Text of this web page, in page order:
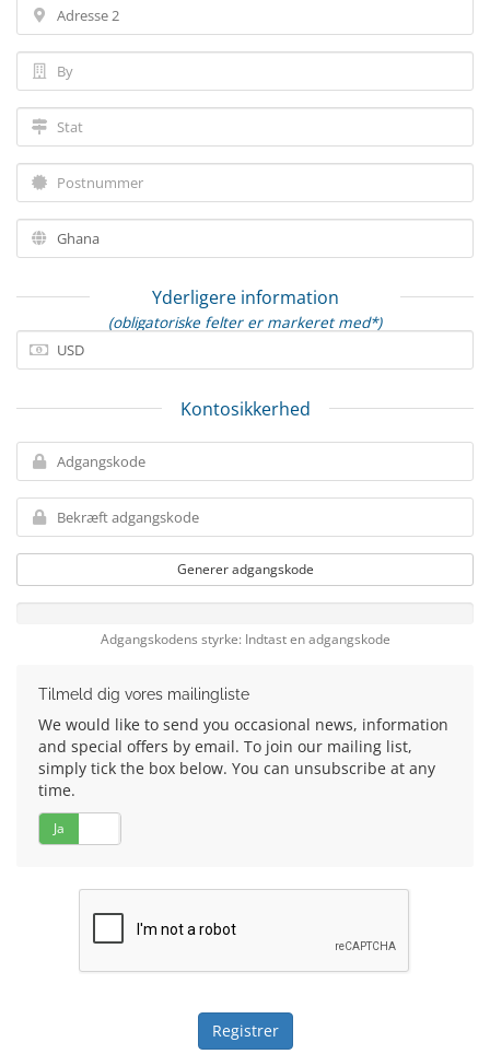
Yderligere information
(obligatoriske felter er markeret med*)
Kontosikkerhed
Generer adgangskode
Adgangskodens styrke: Indtast en adgangskode
Tilmeld dig vores mailingliste
We would like to send you occasional news, information
and special offers by email. To join our mailing list,
simply tick the box below. You can unsubscribe at any
time.
Ja